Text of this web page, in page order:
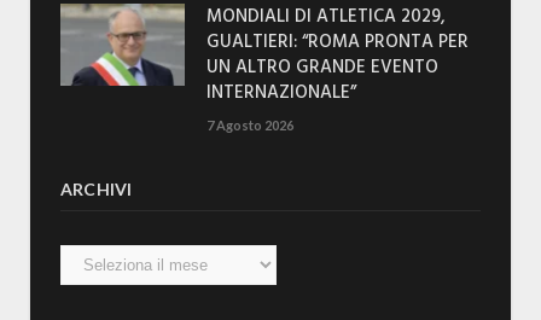
MONDIALI DI ATLETICA 2029,
GUALTIERI: “ROMA PRONTA PER
UN ALTRO GRANDE EVENTO
INTERNAZIONALE”
7 Agosto 2026
ARCHIVI
Archivi